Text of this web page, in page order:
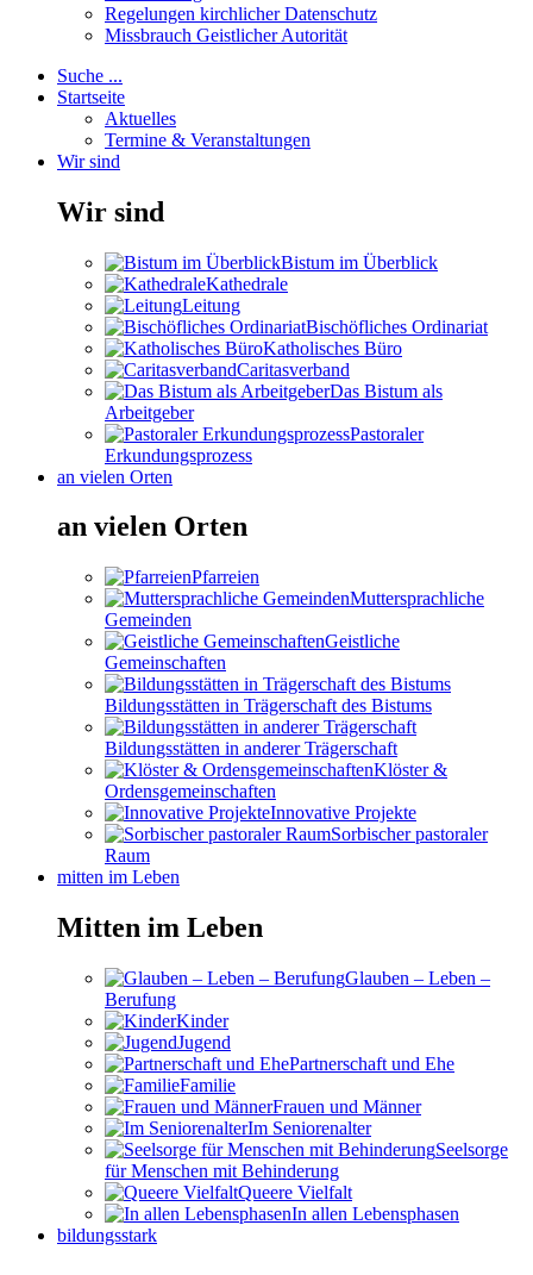
Regelungen kirchlicher Datenschutz
Missbrauch Geistlicher Autorität
Suche ...
Startseite
Aktuelles
Termine & Veranstaltungen
Wir sind
Wir sind
Bistum im Überblick
Kathedrale
Leitung
Bischöfliches Ordinariat
Katholisches Büro
Caritasverband
Das Bistum als
Arbeitgeber
Pastoraler
Erkundungsprozess
an vielen Orten
an vielen Orten
Pfarreien
Muttersprachliche
Gemeinden
Geistliche
Gemeinschaften
Bildungsstätten in Trägerschaft des Bistums
Bildungsstätten in anderer Trägerschaft
Klöster &
Ordensgemeinschaften
Innovative Projekte
Sorbischer pastoraler
Raum
mitten im Leben
Mitten im Leben
Glauben – Leben –
Berufung
Kinder
Jugend
Partnerschaft und Ehe
Familie
Frauen und Männer
Im Seniorenalter
Seelsorge
für Menschen mit Behinderung
Queere Vielfalt
In allen Lebensphasen
bildungsstark